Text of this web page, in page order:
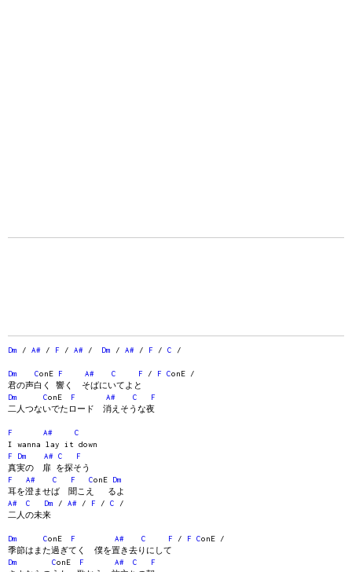
Dm / A# / F / A# / Dm / A# / F / C /
Dm ConE F A# C F / F ConE /
君の声白く 響く そばにいてよと
Dm
ConE F A# C
F
二人つないでたロード 消えそうな夜
F A#
C
I wanna lay it down
F
Dm A# C
F
真実の 扉 を探そう
F
A# C F ConE Dm
耳を澄ませば 聞こえ るよ
A#
C Dm / A# / F / C /
二人の未来
Dm ConE F A# C F / F ConE /
季節はまた過ぎてく 僕を置き去りにして
Dm
ConE F A# C
F